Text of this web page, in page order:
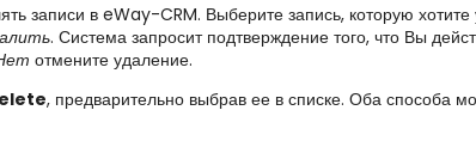
записи в eWay-CRM. Выберите запись, которую
. Система запросит подтверждение того, что Вы
отмените удаление.
, предварительно выбрав ее в списке. Оба способа